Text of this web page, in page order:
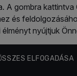
téli időszakban,
ésluxus
burkol.
A gombra kattintva
és
nyújtjuk
ELFOGADÁSA